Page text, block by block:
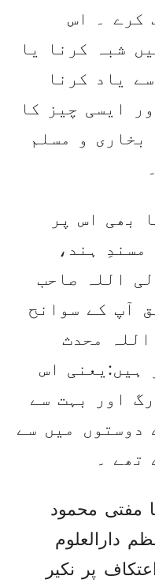
کرے ۔ اس
شبہ کرنا یا
یاد کرنا
ایسی چیز کا
بخاری و مسلم
بھی اس پر
ہند،
اللہ صاحب
آپ کے سوانح
اللہ محدث
ہیں:یعنی اس
اور بہت سے
دوستوں میں سے
تھے ۔
مفتی محمود
دارالعلوم
پر نکیر